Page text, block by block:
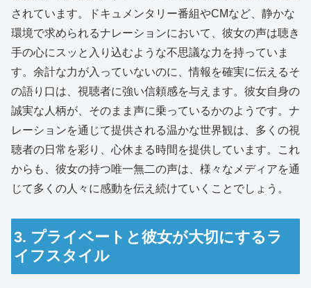
されています。ドキュメンタリー番組やCMなど、静かな
環境で求められるナレーションにおいて、彼女の声は聴き
手の心にスッと入り込むような不思議な力を持っていま
す。余計な力が入っていないのに、情報を確実に伝えるそ
の語り口は、視聴者に強い信頼感を与えます。彼女自身の
誠実な人柄が、そのまま声に乗っているかのようです。ナ
レーションを通じて提供される温かな世界観は、多くの視
聴者の日常を彩り、心休まる時間を提供しています。これ
からも、彼女の持つ唯一無二の声は、様々なメディアを通
じて多くの人々に感動を伝え続けていくことでしょう。
3. プライベートと彼女が大切にするラ
イフスタイル